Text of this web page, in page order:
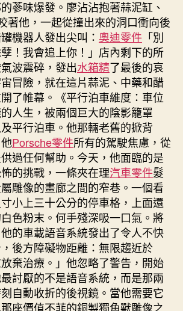
蔘味爆發。廖沾沾抱著蒜泥缸、
著他，一起從撞出來的洞口衝向後
機器人發出尖叫： 奧迪零件 「別
！我會追上你！」店內剩下的所
波震碎，發出水箱精了最後的哀
冒險，就在這片蒜泥、中藥和醋
了帷幕。《平行泊車維度：車位
人生，被兩個巨大的陰影籠罩
平行泊車。他那輛老舊的掀背
Porsche零件所有的駕駛焦慮，從
過任何幫助。今天，他面臨的是
的挑戰，一條夾在理汽車零件髮
雕像的畫廊之間的窄巷。一個看
小上三十公分的停車格，上面還
色粉末。何手殘深吸一口氣。將
的車載語音系統發出了令人不快
後方障礙物距離：無限趨近於
棄治療。」他忽略了警告，開始
討厭的不是語音系統，而是那兩
自動收折的後視鏡。當他需要它
座價值不菲的銅製獨角獸雕像之